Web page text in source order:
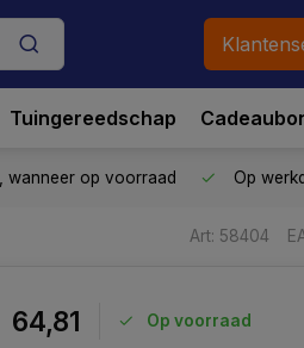
Tuingereedschap
, wanneer op voorraad Op
Art: 58404
64,81 Op voorraad